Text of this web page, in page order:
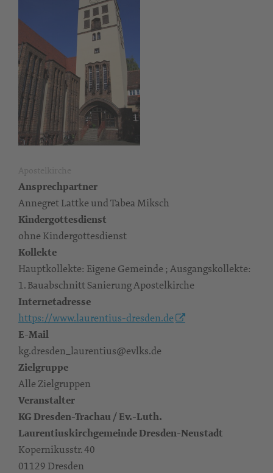
Ansprechpartner
Annegret Lattke und Tabea Miksch
Kindergottesdienst
ohne Kindergottesdienst
Kollekte
Hauptkollekte: Eigene Gemeinde ; Ausgangskollekte:
1. Bauabschnitt Sanierung Apostelkirche
Internetadresse
https://www.laurentius-dresden.de
E-Mail
kg.dresden_laurentius@evlks.de
Zielgruppe
Alle Zielgruppen
Veranstalter
KG Dresden-Trachau / Ev.-Luth.
Laurentiuskirchgemeinde Dresden-Neustadt
Kopernikusstr. 40
01129 Dresden